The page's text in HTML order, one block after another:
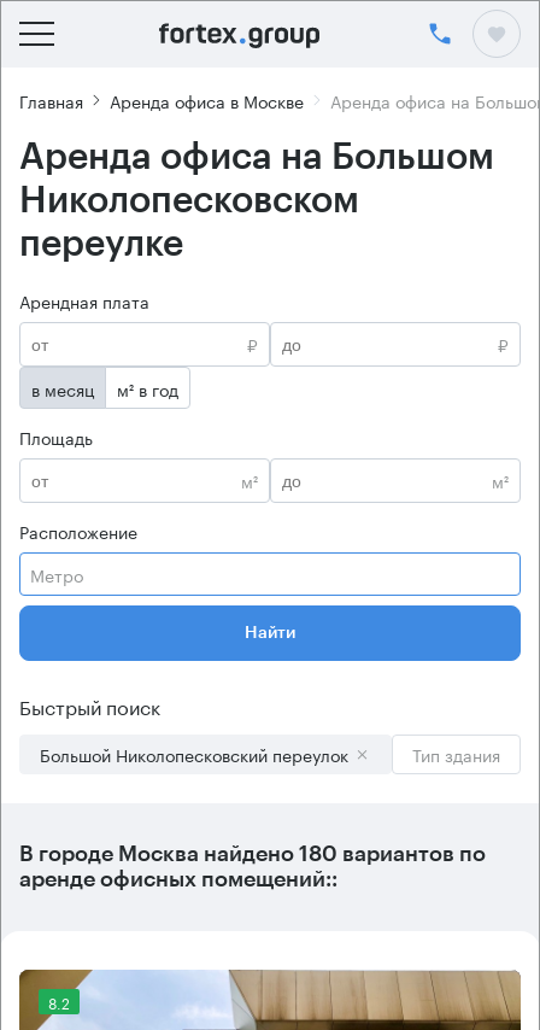
Главная Аренда офиса в Москве Аренда офиса на
Аренда офиса на Большом
Николопесковском
переулке
Арендная плата
₽
₽
в месяц
м² в год
Площадь
м²
м²
Расположение
Метро
Найти
Быстрый поиск
Большой Николопесковский переулок Тип здания
В городе Москва найдено 180 вариантов по
аренде офисных помещений::
8.2